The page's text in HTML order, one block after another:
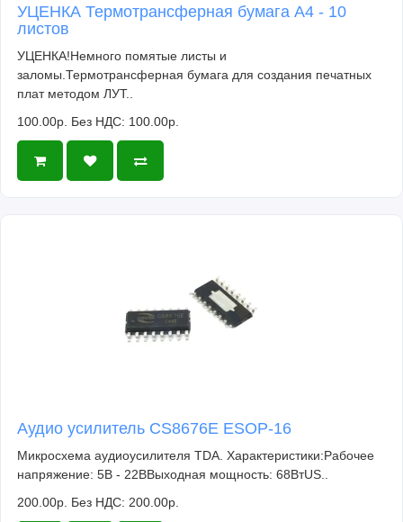
УЦЕНКА Термотрансферная бумага А4 - 10
листов
УЦЕНКА!Немного помятые листы и
заломы.Термотрансферная бумага для создания печатных
плат методом ЛУТ..
100.00р. Без НДС: 100.00р.
Аудио усилитель CS8676E ESOP-16
Микросхема аудиоусилителя TDA. Характеристики:Рабочее
напряжение: 5В - 22ВВыходная мощность: 68ВтUS..
200.00р. Без НДС: 200.00р.